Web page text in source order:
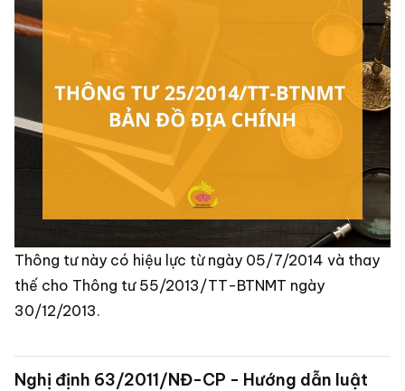
Thông tư này có hiệu lực từ ngày 05/7/2014 và thay
thế cho Thông tư 55/2013/TT-BTNMT ngày
30/12/2013.
Nghị định 63/2011/NĐ-CP - Hướng dẫn luật